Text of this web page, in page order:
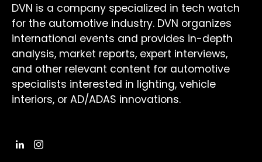
DVN is a company specialized in tech watch
for the automotive industry. DVN organizes
international events and provides in-depth
analysis, market reports, expert interviews,
and other relevant content for automotive
specialists interested in lighting, vehicle
interiors, or AD/ADAS innovations.